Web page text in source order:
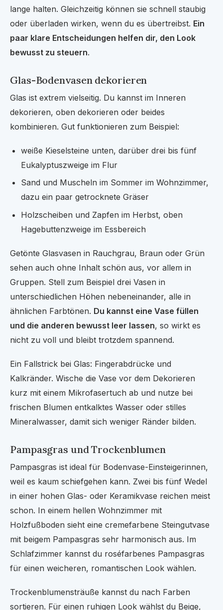
lange halten. Gleichzeitig können sie schnell staubig
oder überladen wirken, wenn du es übertreibst. Ein
paar klare Entscheidungen helfen dir, den Look
bewusst zu steuern.
Glas-Bodenvasen dekorieren
Glas ist extrem vielseitig. Du kannst im Inneren
dekorieren, oben dekorieren oder beides
kombinieren. Gut funktionieren zum Beispiel:
weiße Kieselsteine unten, darüber drei bis fünf
Eukalyptuszweige im Flur
Sand und Muscheln im Sommer im Wohnzimmer,
dazu ein paar getrocknete Gräser
Holzscheiben und Zapfen im Herbst, oben
Hagebuttenzweige im Essbereich
Getönte Glasvasen in Rauchgrau, Braun oder Grün
sehen auch ohne Inhalt schön aus, vor allem in
Gruppen. Stell zum Beispiel drei Vasen in
unterschiedlichen Höhen nebeneinander, alle in
ähnlichen Farbtönen. Du kannst eine Vase füllen
und die anderen bewusst leer lassen, so wirkt es
nicht zu voll und bleibt trotzdem spannend.
Ein Fallstrick bei Glas: Fingerabdrücke und
Kalkränder. Wische die Vase vor dem Dekorieren
kurz mit einem Mikrofasertuch ab und nutze bei
frischen Blumen entkalktes Wasser oder stilles
Mineralwasser, damit sich weniger Ränder bilden.
Pampasgras und Trockenblumen
Pampasgras ist ideal für Bodenvase-Einsteigerinnen,
weil es kaum schiefgehen kann. Zwei bis fünf Wedel
in einer hohen Glas- oder Keramikvase reichen meist
schon. In einem hellen Wohnzimmer mit
Holzfußboden sieht eine cremefarbene Steingutvase
mit beigem Pampasgras sehr harmonisch aus. Im
Schlafzimmer kannst du roséfarbenes Pampasgras
für einen weicheren, romantischen Look wählen.
Trockenblumensträuße kannst du nach Farben
sortieren. Für einen ruhigen Look wählst du Beige,